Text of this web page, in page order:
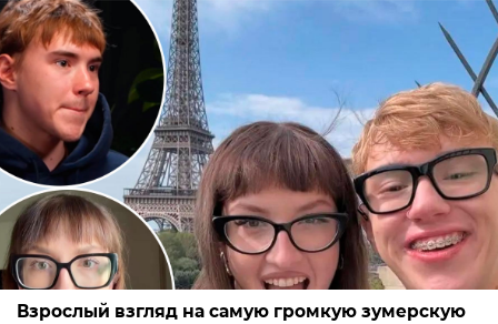
Взрослый взгляд на самую громкую зумерскую